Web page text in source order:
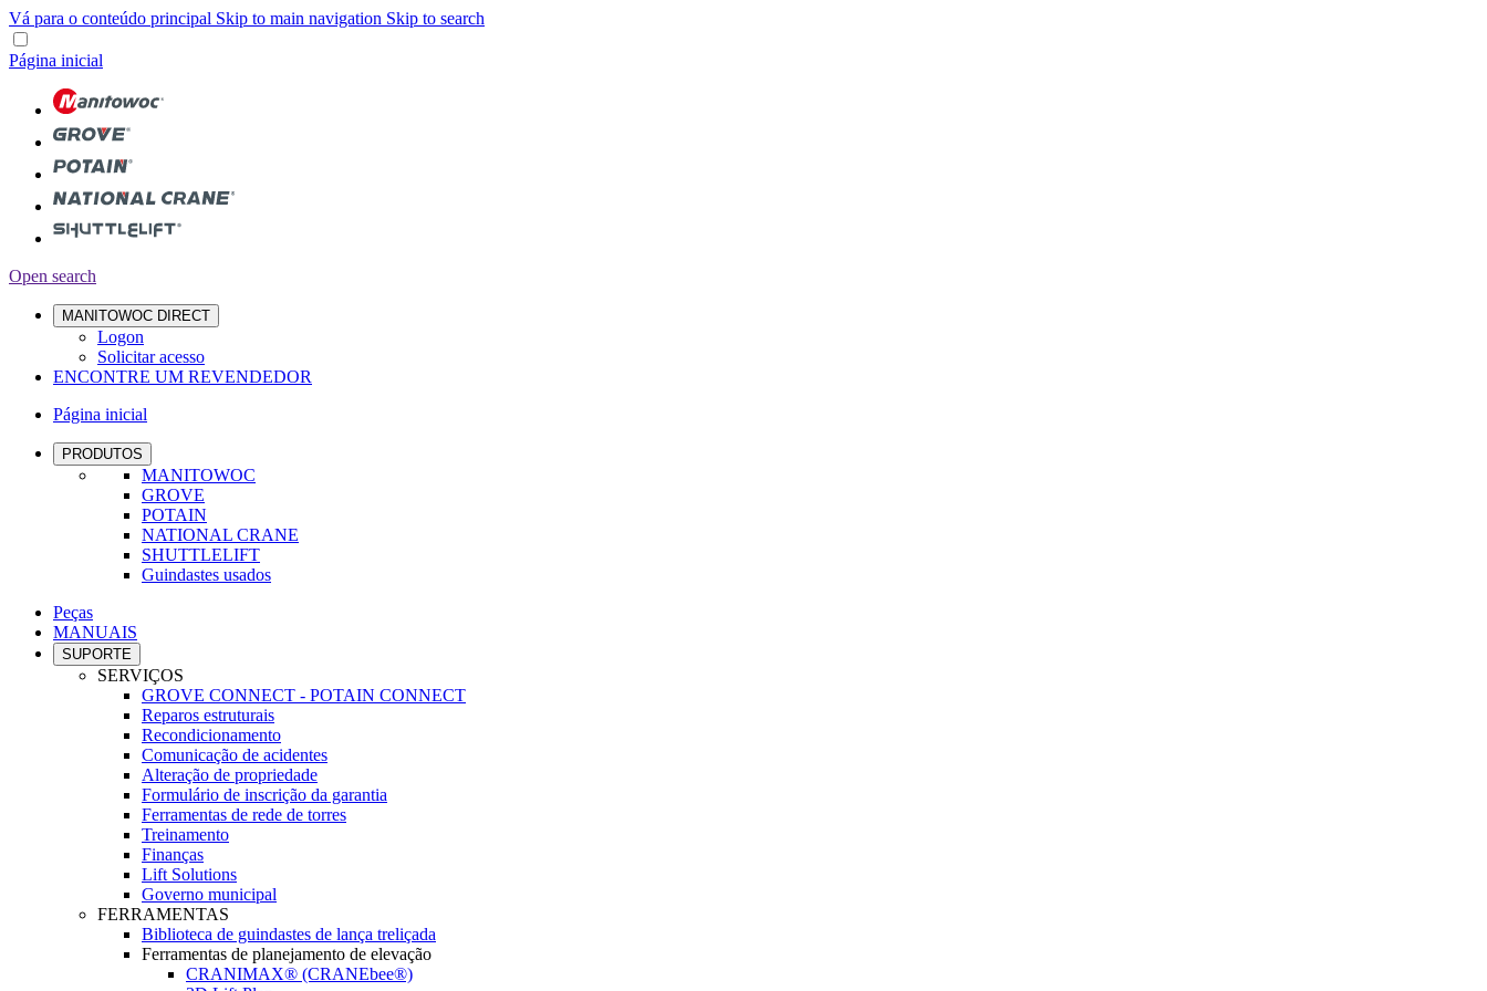
Vá para o conteúdo principal Skip to main navigation Skip to search
Página inicial
Open search
MANITOWOC DIRECT
Logon
Solicitar acesso
ENCONTRE UM REVENDEDOR
Página inicial
PRODUTOS
MANITOWOC
GROVE
POTAIN
NATIONAL CRANE
SHUTTLELIFT
Guindastes usados
Peças
MANUAIS
SUPORTE
SERVIÇOS
GROVE CONNECT - POTAIN CONNECT
Reparos estruturais
Recondicionamento
Comunicação de acidentes
Alteração de propriedade
Formulário de inscrição da garantia
Ferramentas de rede de torres
Treinamento
Finanças
Lift Solutions
Governo municipal
FERRAMENTAS
Biblioteca de guindastes de lança treliçada
Ferramentas de planejamento de elevação
CRANIMAX® (CRANEbee®)